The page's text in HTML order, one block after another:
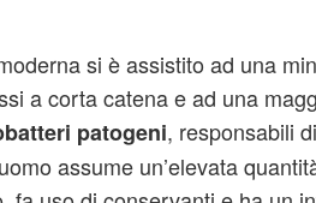
si è assistito ad una
a corta catena e ad una
patogeni, responsabili
assume un’elevata